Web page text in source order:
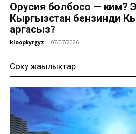
Орусия болбосо — ким?
Кыргызстан бензинди
аргасыз?
kloopkyrgyz - 07/07/2026
Соңку жаңылыктар